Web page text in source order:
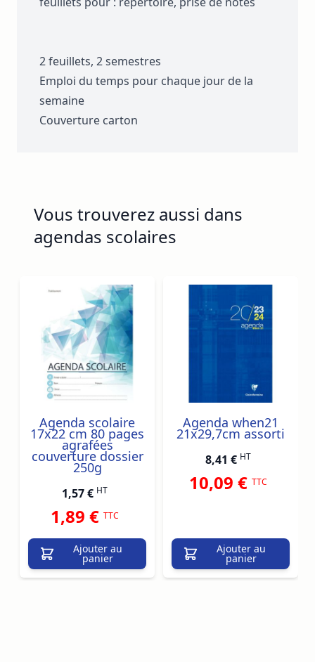
2 feuillets, 2 semestres
Emploi du temps pour chaque jour de la
semaine
Couverture carton
Vous trouverez aussi dans
agendas scolaires
Navigating through the elements of the carousel is
Press to skip carousel
Agenda scolaire
17x22 cm 80 pages
agrafées
couverture dossier
250g
1,57 € HT
1,89 € TTC
Ajouter au
panier
Agenda when21
21x29,7cm assorti
8,41 € HT
10,09 € TTC
Ajouter au
panier